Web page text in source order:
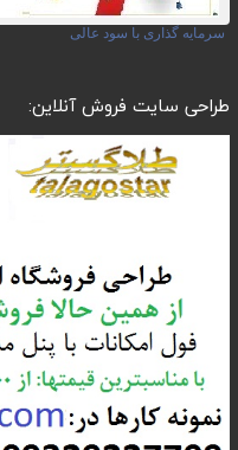
سرمایه گذاری با سود عالی
طراحی سایت فروش آنلاین: